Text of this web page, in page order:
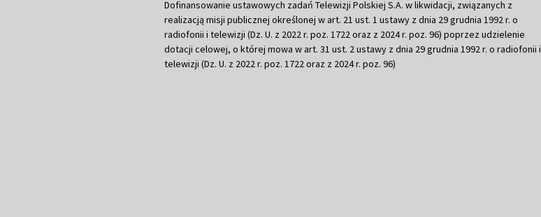
Dofinansowanie ustawowych zadań Telewizji Polskiej S.A. w likwidacji, związanych z
realizacją misji publicznej określonej w art. 21 ust. 1 ustawy z dnia 29 grudnia 1992 r. o
radiofonii i telewizji (Dz. U. z 2022 r. poz. 1722 oraz z 2024 r. poz. 96) poprzez udzielenie
dotacji celowej, o której mowa w art. 31 ust. 2 ustawy z dnia 29 grudnia 1992 r. o radiofonii i
telewizji (Dz. U. z 2022 r. poz. 1722 oraz z 2024 r. poz. 96)